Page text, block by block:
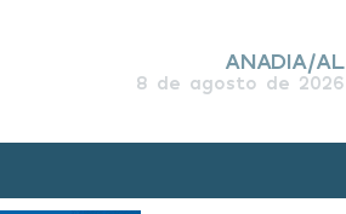
ANADIA/AL
8 de agosto de 2026